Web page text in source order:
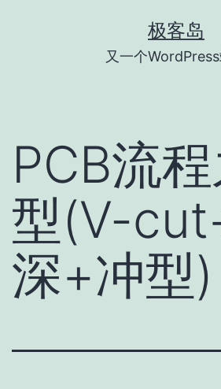
极客岛
又一个
PCB流
型(V-
深+冲型)